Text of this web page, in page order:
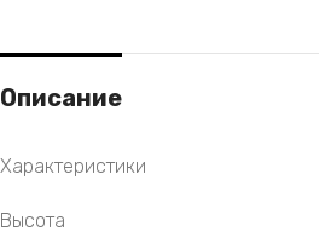
Описание
Характеристики
Высота